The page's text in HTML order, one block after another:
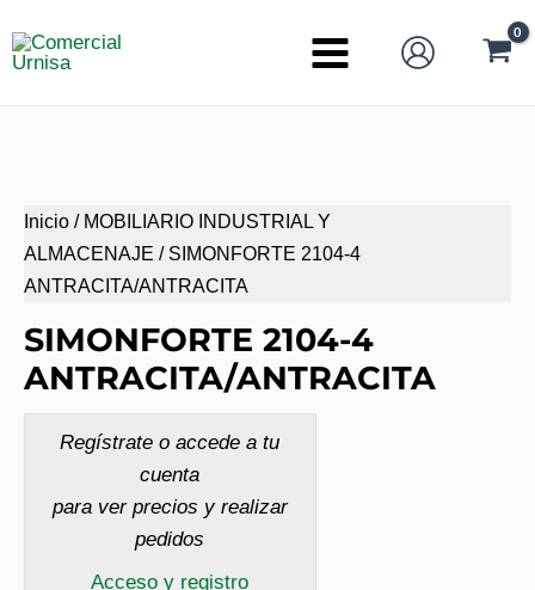
al
Main
Inicio / MOBILIARIO INDUSTRIAL Y
ALMACENAJE / SIMONFORTE 2104-4
ANTRACITA/ANTRACITA
SIMONFORTE 2104-4
ANTRACITA/ANTRACITA
Regístrate o accede a tu
cuenta
para ver precios y realizar
pedidos
Acceso y registro